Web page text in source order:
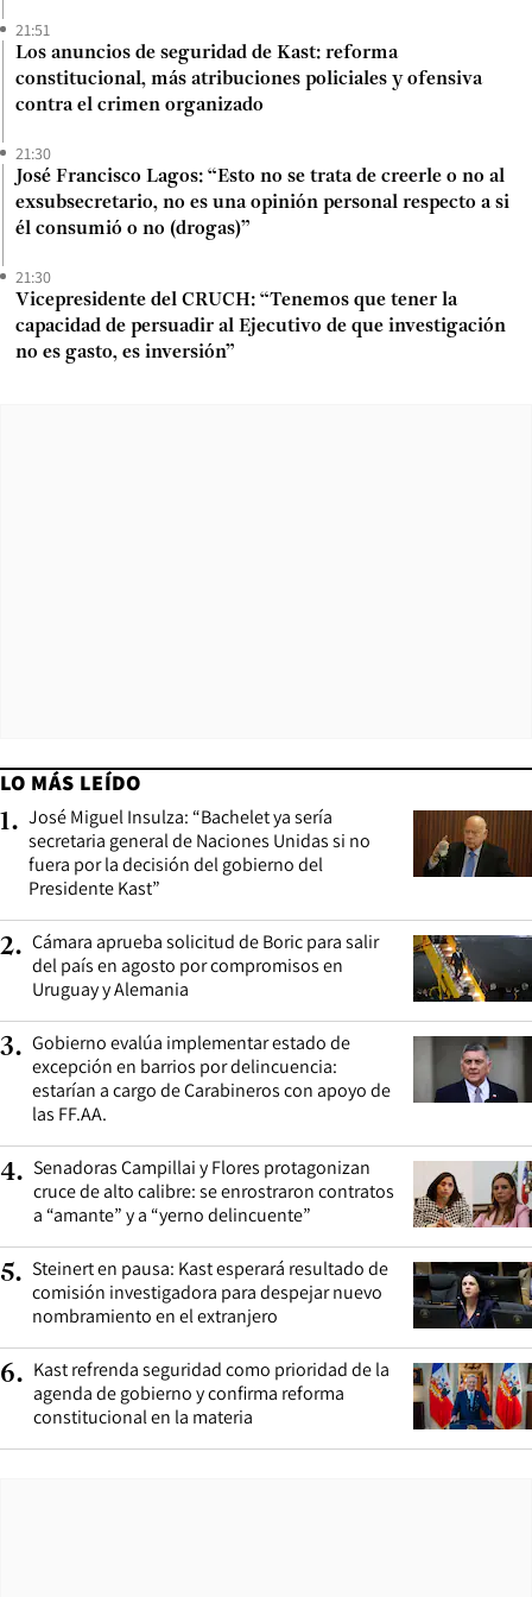
21:51
Los anuncios de seguridad de Kast: reforma
constitucional, más atribuciones policiales y ofensiva
contra el crimen organizado
21:30
José Francisco Lagos: “Esto no se trata de creerle o no al
exsubsecretario, no es una opinión personal respecto a si
él consumió o no (drogas)”
21:30
Vicepresidente del CRUCH: “Tenemos que tener la
capacidad de persuadir al Ejecutivo de que investigación
no es gasto, es inversión”
LO MÁS LEÍDO
1. José Miguel Insulza: “Bachelet ya sería
secretaria general de Naciones Unidas si no
fuera por la decisión del gobierno del
Presidente Kast”
2. Cámara aprueba solicitud de Boric para salir
del país en agosto por compromisos en
Uruguay y Alemania
3. Gobierno evalúa implementar estado de
excepción en barrios por delincuencia:
estarían a cargo de Carabineros con apoyo de
las FF.AA.
4. Senadoras Campillai y Flores protagonizan
cruce de alto calibre: se enrostraron contratos
a “amante” y a “yerno delincuente”
5. Steinert en pausa: Kast esperará resultado de
comisión investigadora para despejar nuevo
nombramiento en el extranjero
6. Kast refrenda seguridad como prioridad de la
agenda de gobierno y confirma reforma
constitucional en la materia